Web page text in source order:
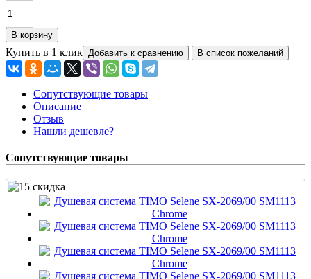
Купить в 1 клик
Сопутствующие товары
Описание
Отзыв
Нашли дешевле?
Сопутствующие товары